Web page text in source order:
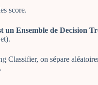
score.
un Ensemble de Decision
Classifier, on sépare